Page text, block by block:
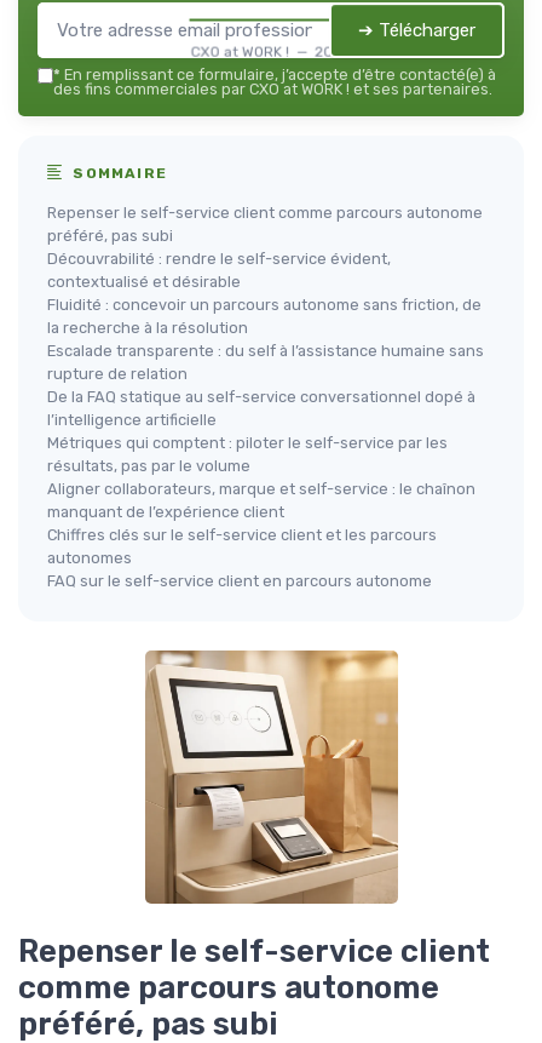
CXO at WORK ! — 2026
➔ Télécharger
* En remplissant ce formulaire, j’accepte d’être contacté(e) à
des fins commerciales par CXO at WORK ! et ses partenaires.
SOMMAIRE
Repenser le self-service client comme parcours autonome
préféré, pas subi
Découvrabilité : rendre le self-service évident,
contextualisé et désirable
Fluidité : concevoir un parcours autonome sans friction, de
la recherche à la résolution
Escalade transparente : du self à l’assistance humaine sans
rupture de relation
De la FAQ statique au self-service conversationnel dopé à
l’intelligence artificielle
Métriques qui comptent : piloter le self-service par les
résultats, pas par le volume
Aligner collaborateurs, marque et self-service : le chaînon
manquant de l’expérience client
Chiffres clés sur le self-service client et les parcours
autonomes
FAQ sur le self-service client en parcours autonome
Repenser le self-service client
comme parcours autonome
préféré, pas subi